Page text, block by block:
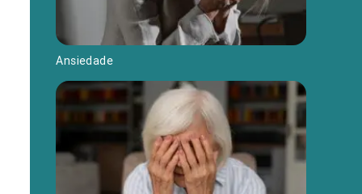
Ansiedade